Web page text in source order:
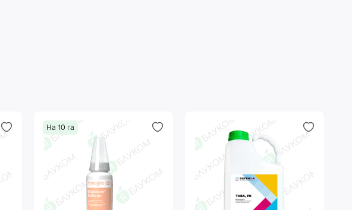
На 10 га